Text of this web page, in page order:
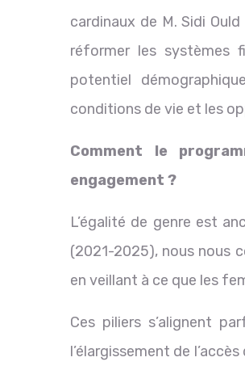
cardinaux de M. Sidi
réformer les systèmes
potentiel
conditions de vie et les
Comment le
engagement ?
L’égalité de genre est
(2021-2025), nous nous
en veillant à ce que les
Ces piliers s’alignent
l’élargissement de